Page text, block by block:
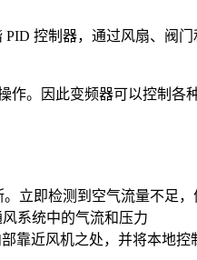
控制器，通过风扇、
。因此变频器可以控制各种
立即检测到空气流量不足
系统中的气流和压力
靠近风机之处，并将本地